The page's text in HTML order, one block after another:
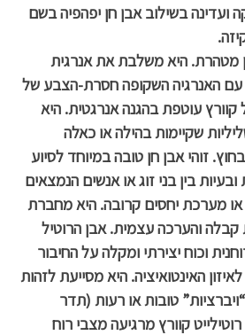
בשילוב אבן חן יפהפיה בשם
מטהרת. היא משלבת את אנרגית
האנרגיה השקופה חסרת-הצבע של
קוורץ עוטפת בהגנה אנרגטית. היא
שקיימות בהילה או כאלה
זוהי אבן חן טובה במיוחד לסיוע
בין בני זוג או אנשים הנמצאים
מערכת יחסים קרובה. היא מחברת
והערכה עצמית. אבן הרוטיל
וכוח יצירתי ומקלה על החיבור
האינטואיציה. היא מסייעת לזהות
טובות או רעות (תדר
קוורץ מרגיעה מצבי רוח